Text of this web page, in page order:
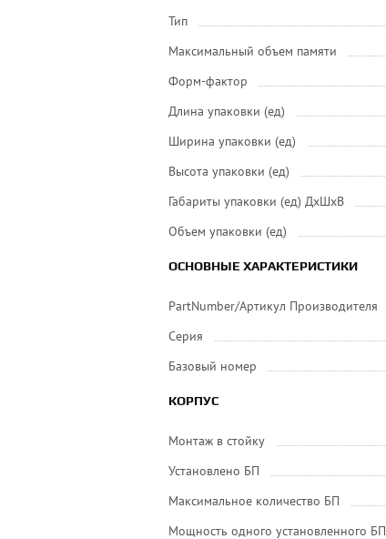
Тип
Максимальный объем памяти
Форм-фактор
Длина упаковки (ед)
Ширина упаковки (ед)
Высота упаковки (ед)
Габариты упаковки (ед) ДхШхВ
Объем упаковки (ед)
ОСНОВНЫЕ ХАРАКТЕРИСТИКИ
PartNumber/Артикул Производителя
Серия
Базовый номер
КОРПУС
Монтаж в стойку
Установлено БП
Максимальное количество БП
Мощность одного установленного БП